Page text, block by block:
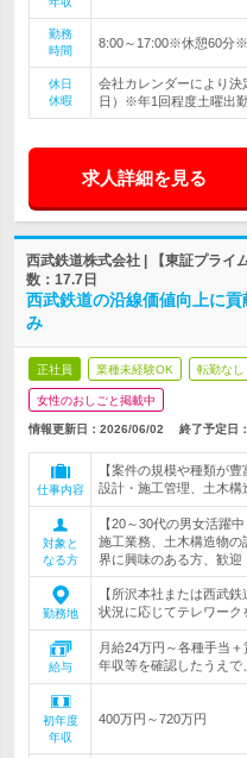
勤務
時間
8:00～17:00※休憩60分
休日
休暇
会社カレンダーにより
日）※年1回程度土曜出
求人詳細を見る
西武鉄道株式会社 | 【東証プライ
数：17.7日
西武鉄道の沿線価値向上に
み
正社員 業種未経験OK 転勤なし
女性のおしごと掲載中
情報更新日：2026/06/02 終了予定日：
仕事内容
【案件の規模や種類が
設計・施工管理、土木構
対象と
なる方
【20～30代の男女活躍
施工業務、土木構造物
界に興味のある方、歓迎
勤務地
【所沢本社または西武
状況に応じてテレワーク
給与
月給24万円～各種手当
年収等を確認したうえ
初年度
年収
400万円～720万円